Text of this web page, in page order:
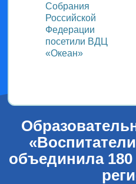
Собрания
Российской
Федерации
посетили ВДЦ
«Океан»
объединила 180